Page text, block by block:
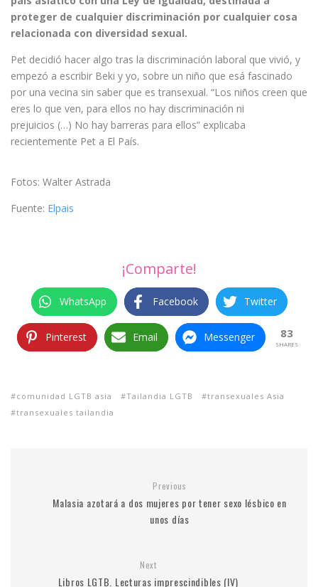
proteger de cualquier discriminación por cualquier cosa
relacionada con diversidad sexual.
Pet decidió hacer algo tras la discriminación laboral que vivió, y
empezó a escribir Beki y yo, sobre un niño que esá fascinado
por una vecina sin saber que es transexual. “Los niños creen que
eres lo que ven, para ellos no hay discriminación ni
prejuicios (…) No hay barreras para ellos” explicaba
recientemente Pet a El País.
Fotos: Walter Astrada
Fuente: Elpais
¡Comparte!
WhatsApp Facebook Twitter
Pinterest Email Messenger 83
SHARES
comunidad LGTB asia Tailandia LGTB
transexuales Asia
transexuales tailandia
Previous
Malasia azotará a dos mujeres por tener sexo lésbico en
unos días
Next
Libros LGTB. Lecturas imprescindibles (IV)